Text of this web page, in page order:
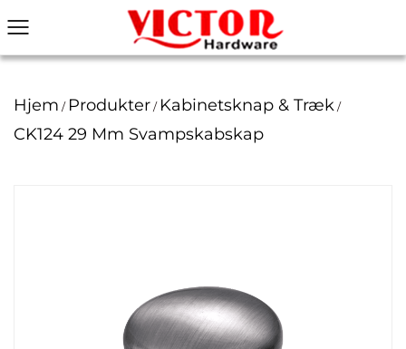
Hjem / Produkter / Kabinetsknap & Træk /
CK124 29 Mm Svampskabskap